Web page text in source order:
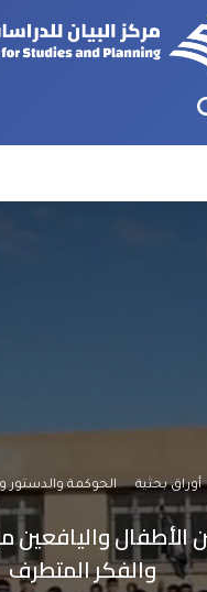
أوراق بحثية الحوكمة والدستور
الأطفال واليافعين
والفكر المتطرف